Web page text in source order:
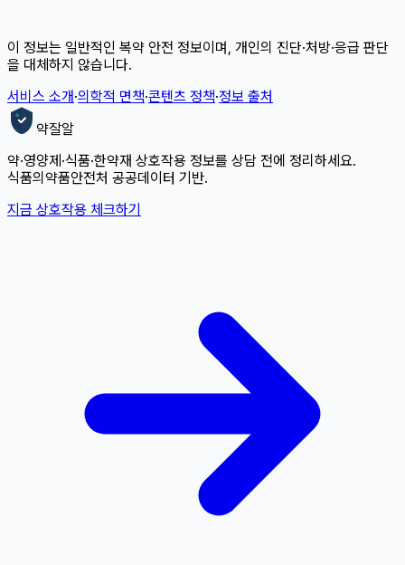
이 정보는 일반적인 복약 안전 정보이며, 개인의 진단·처방·응급 판단
을 대체하지 않습니다.
서비스 소개·의학적 면책·콘텐츠 정책·정보 출처
약잘알
약·영양제·식품·한약재 상호작용 정보를 상담 전에 정리하세요.
식품의약품안전처 공공데이터 기반.
지금 상호작용 체크하기